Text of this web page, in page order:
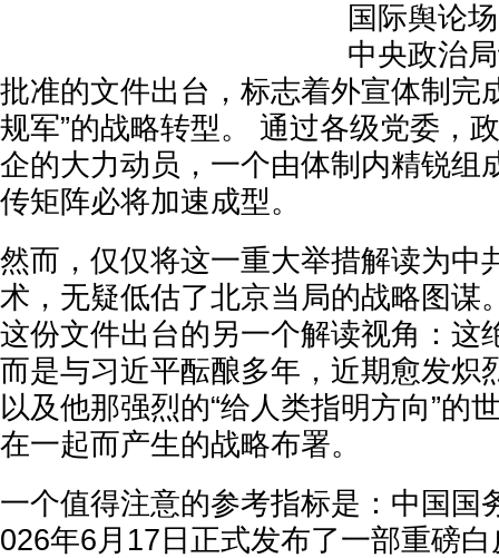
国际舆论
中央政治
批准的文件出台，标志着外宣体制完
规军”的战略转型。 通过各级党委，
企的大力动员，一个由体制内精锐组
传矩阵必将加速成型。
然而，仅仅将这一重大举措解读为中
术，无疑低估了北京当局的战略图谋
这份文件出台的另一个解读视角：这
而是与习近平酝酿多年，近期愈发炽
以及他那强烈的“给人类指明方向”的
在一起而产生的战略布署。
一个值得注意的参考指标是：中国国
026年6月17日正式发布了一部重磅